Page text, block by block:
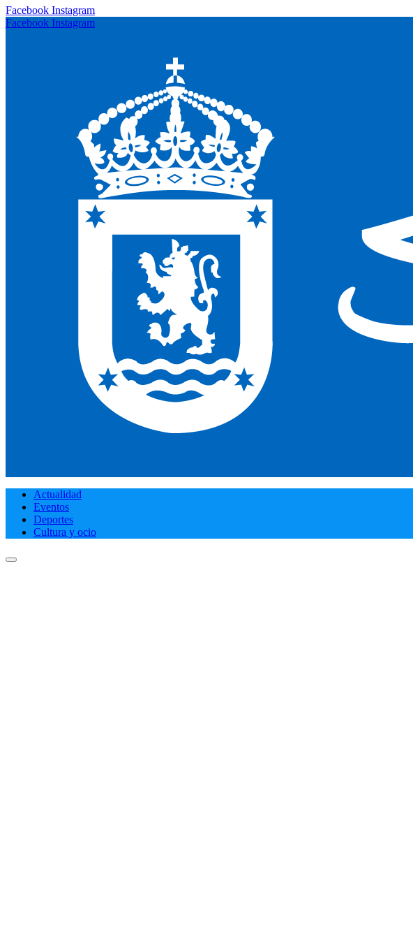
Facebook Instagram
Facebook Instagram
Actualidad
Eventos
Deportes
Cultura y ocio